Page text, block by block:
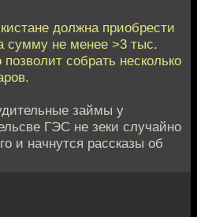
должна приобрести
сумму не менее >3 тыс.
собрать несколько
займы у
ГЭС не зеки случайно
и начнутся рассказы об